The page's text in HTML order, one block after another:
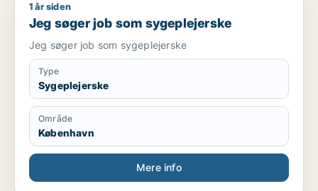
Jeg søger job som sygeplejerske
1 år siden
Jeg søger job som sygeplejerske
Jeg søger job som sygeplejerske
Type
Sygeplejerske
Område
København
Mere info